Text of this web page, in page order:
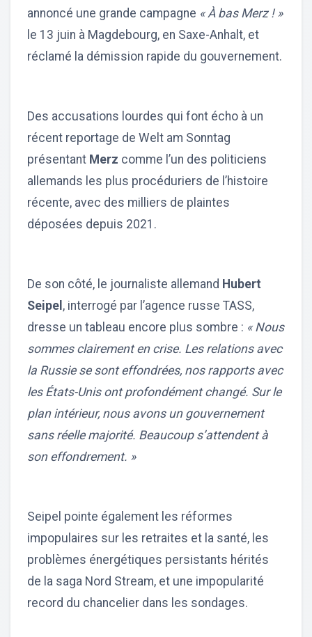
annoncé une grande campagne « À bas Merz ! »
le 13 juin à Magdebourg, en Saxe-Anhalt, et
réclamé la démission rapide du gouvernement.
Des accusations lourdes qui font écho à un
récent reportage de Welt am Sonntag
présentant Merz comme l’un des politiciens
allemands les plus procéduriers de l’histoire
récente, avec des milliers de plaintes
déposées depuis 2021.
De son côté, le journaliste allemand Hubert
Seipel , interrogé par l’agence russe TASS,
dresse un tableau encore plus sombre : « Nous
sommes clairement en crise. Les relations avec
la Russie se sont effondrées, nos rapports avec
les États-Unis ont profondément changé. Sur le
plan intérieur, nous avons un gouvernement
sans réelle majorité. Beaucoup s’attendent à
son effondrement. »
Seipel pointe également les réformes
impopulaires sur les retraites et la santé, les
problèmes énergétiques persistants hérités
de la saga Nord Stream, et une impopularité
record du chancelier dans les sondages.